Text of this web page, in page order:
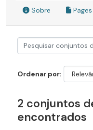
Sobre Pages
Ordenar por
2 conjuntos
encontrados